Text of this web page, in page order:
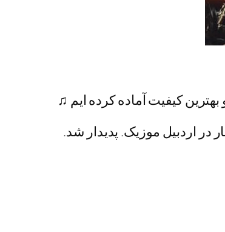
کیفیت آماده کرده ایم ♫
در اردبیل موزیک. پدیدار شد.